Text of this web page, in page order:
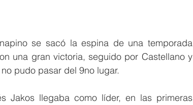
se sacó la espina de una temporada
una gran victoria, seguido por Castellano y
pudo pasar del 9no lugar.
Jakos llegaba como líder, en las primeras